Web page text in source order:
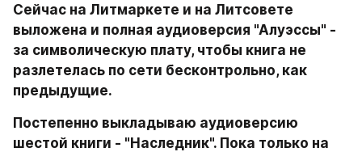
Сейчас на Литмаркете и на Литсовете
выложена и полная аудиоверсия "Алуэссы" -
за символическую плату, чтобы книга не
разлетелась по сети бесконтрольно, как
предыдущие.
Постепенно выкладываю аудиоверсию
шестой книги - "Наследник". Пока только на